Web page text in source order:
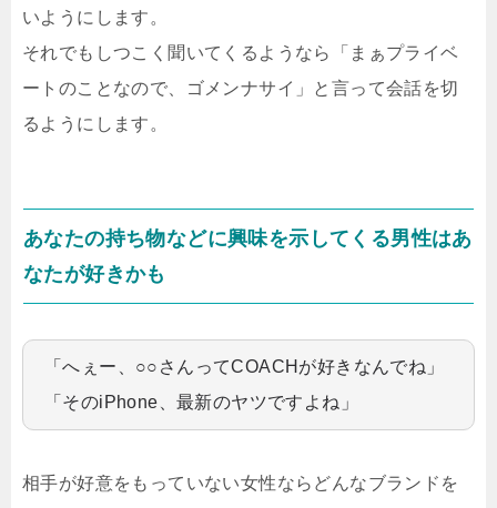
いようにします。
それでもしつこく聞いてくるようなら「まぁプライベ
ートのことなので、ゴメンナサイ」と言って会話を切
るようにします。
あなたの持ち物などに興味を示してくる男性はあ
なたが好きかも
「へぇー、○○さんってCOACHが好きなんでね」
「そのiPhone、最新のヤツですよね」
相手が好意をもっていない女性ならどんなブランドを